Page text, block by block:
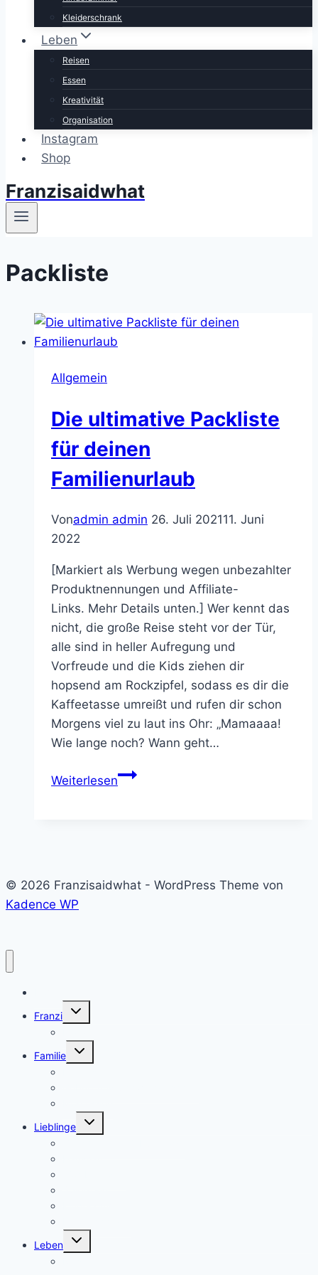
Kleiderschrank
Leben
Reisen
Essen
Kreativität
Organisation
Instagram
Shop
Franzisaidwhat
Packliste
Allgemein
Die ultimative Packliste
für deinen
Familienurlaub
Vonadmin admin 26. Juli 202111. Juni
2022
[Markiert als Werbung wegen unbezahlter
Produktnennungen und Affiliate-
Links. Mehr Details unten.] Wer kennt das
nicht, die große Reise steht vor der Tür,
alle sind in heller Aufregung und
Vorfreude und die Kids ziehen dir
hopsend am Rockzipfel, sodass es dir die
Kaffeetasse umreißt und rufen dir schon
Morgens viel zu laut ins Ohr: „Mamaaaa!
Wie lange noch? Wann geht…
WeiterlesenDie
© 2026 Franzisaidwhat - WordPress Theme von
Kadence WP
Franzi
Untermenü
Familie
Untermenü
Lieblinge
Untermenü
Leben
Untermenü